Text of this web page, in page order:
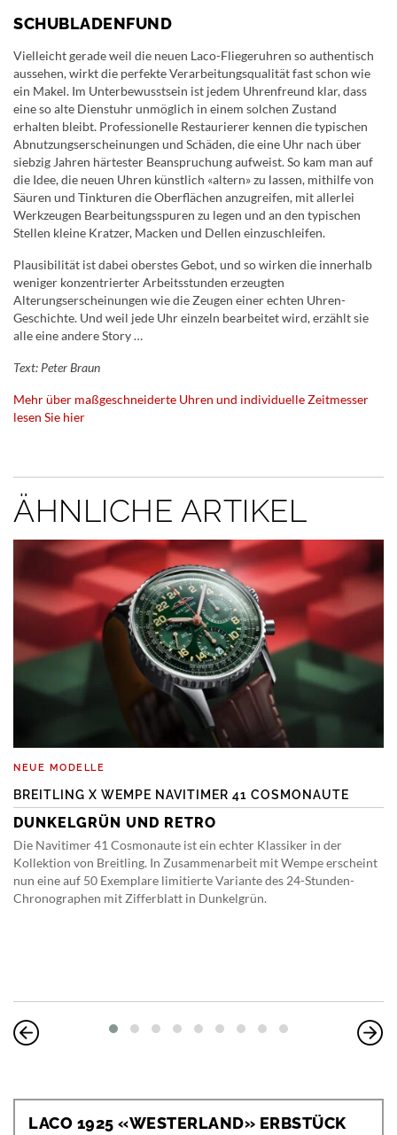
SCHUBLADENFUND
Vielleicht gerade weil die neuen Laco-Fliegeruhren so authentisch
aussehen, wirkt die perfekte Verarbeitungsqualität fast schon wie
ein Makel. Im Unterbewusstsein ist jedem Uhrenfreund klar, dass
eine so alte Dienstuhr unmöglich in einem solchen Zustand
erhalten bleibt. Professionelle Restaurierer kennen die typischen
Abnutzungserscheinungen und Schäden, die eine Uhr nach über
siebzig Jahren härtester Beanspruchung aufweist. So kam man auf
die Idee, die neuen Uhren künstlich «altern» zu lassen, mithilfe von
Säuren und Tinkturen die Oberflächen anzugreifen, mit allerlei
Werkzeugen Bearbeitungsspuren zu legen und an den typischen
Stellen kleine Kratzer, Macken und Dellen einzuschleifen.
Plausibilität ist dabei oberstes Gebot, und so wirken die innerhalb
weniger konzentrierter Arbeitsstunden erzeugten
Alterungserscheinungen wie die Zeugen einer echten Uhren-
Geschichte. Und weil jede Uhr einzeln bearbeitet wird, erzählt sie
alle eine andere Story …
Text: Peter Braun
Mehr über maßgeschneiderte Uhren und individuelle Zeitmesser
lesen Sie hier
ÄHNLICHE ARTIKEL
NEUE MODELLE
BREITLING X WEMPE NAVITIMER 41 COSMONAUTE
DUNKELGRÜN UND RETRO
Die Navitimer 41 Cosmonaute ist ein echter Klassiker in der
Kollektion von Breitling. In Zusammenarbeit mit Wempe erscheint
nun eine auf 50 Exemplare limitierte Variante des 24-Stunden-
Chronographen mit Zifferblatt in Dunkelgrün.
LACO 1925 «WESTERLAND» ERBSTÜCK